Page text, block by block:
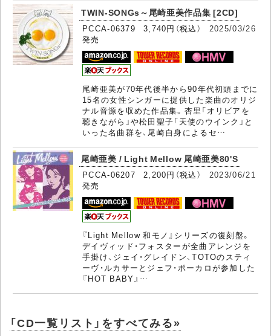
TWIN-SONGs～尾崎亜美作品集 [2CD]
PCCA-06379 3,740円（税込） 2025/03/26
発売
尾崎亜美が70年代後半から90年代初頭までに
15名の女性シンガーに提供した楽曲のオリジ
ナル音源を収めた作品集。杏里「オリビアを
聴きながら」や松田聖子「天使のウインク」と
いった名曲群を、尾崎自身によるセ…
尾崎亜美 / Light Mellow 尾崎亜美80'S
PCCA-06207 2,200円（税込） 2023/06/21
発売
『Light Mellow 和モノ』シリーズの復刻盤。
デイヴィッド・フォスターが全曲アレンジを
手掛け、ジェイ・グレイドン、TOTOのスティ
ーヴ・ルカサーとジェフ・ポーカロが参加した
『HOT BABY』…
「CD一覧リスト」をすべてみる»